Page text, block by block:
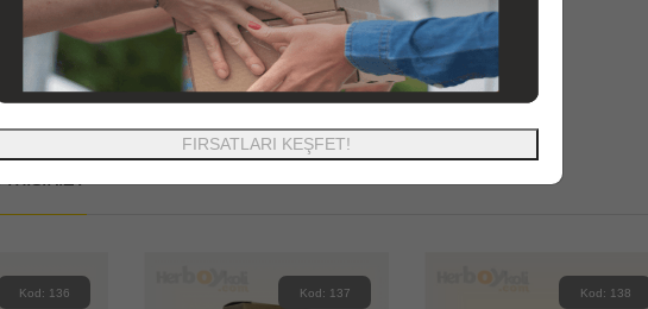
Ürün Etiketleri: Cam Temizleme Setleri İçin Kutu Üretimi
Kod: 136 Kod: 137 Kod: 138
FIRSATLARI KEŞFET!